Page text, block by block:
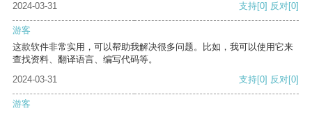
2024-03-31
支持[0] 反对[0]
游客
这款软件非常实用，可以帮助我解决很多问题。比如，我可以使用它来
查找资料、翻译语言、编写代码等。
2024-03-31
支持[0] 反对[0]
游客